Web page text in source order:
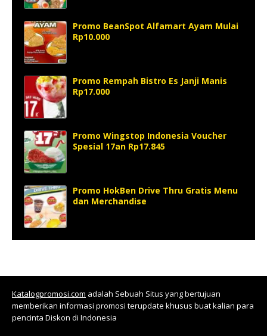
Promo BeanSpot Alfamart Ayam Mulai
Rp10.000
Promo Rempah Bistro Es Janji Manis
Rp17.000
Promo Wingstop Indonesia Voucher
Spesial 17an Rp17.845
Promo HokBen Drive Thru Gratis Menu
dan Merchandise
Katalogpromosi.com adalah Sebuah Situs yang bertujuan
memberikan informasi promosi terupdate khusus buat kalian para
pencinta Diskon di Indonesia